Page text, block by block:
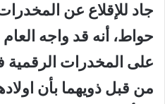
جاد للإقلاع عن
حواط، أنه قد واجه
على المخدرات الرقمية
من قبل ذويهما بأن